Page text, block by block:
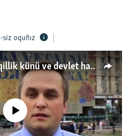
siz oquñız
Holodnitskiy Mustaqillik künü ve devlet hainligi içün ceza aqqında (video)
currently available